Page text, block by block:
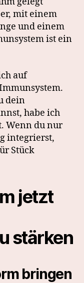
mit einem
und einem
ist ein
auf
dein
habe ich
Wenn du nur
integrierst,
Stück
jetzt
stärken
bringen